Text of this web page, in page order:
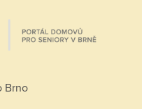
Brno